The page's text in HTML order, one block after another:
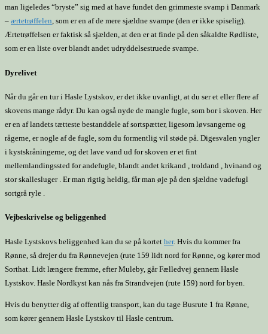
man ligeledes “bryste” sig med at have fundet den grimmeste svamp i Danmark
– ærtetrøffelen, som er en af de mere sjældne svampe (den er ikke spiselig).
Ærtetrøffelsen er faktisk så sjælden, at den er at finde på den såkaldte Rødliste,
som er en liste over blandt andet udryddelsestruede svampe.
Dyrelivet
Når du går en tur i Hasle Lystskov, er det ikke uvanligt, at du ser et eller flere af
skovens mange rådyr. Du kan også nyde de mangle fugle, som bor i skoven. Her
er en af landets tætteste bestanddele af sortspætter, ligesom løvsangerne og
rågerne, er nogle af de fugle, som du formentlig vil støde på. Digesvalen yngler
i kystskråningerne, og det lave vand ud for skoven er et fint
mellemlandingssted for andefugle, blandt andet krikand , troldand , hvinand og
stor skallesluger . Er man rigtig heldig, får man øje på den sjældne vadefugl
sortgrå ryle .
Vejbeskrivelse og beliggenhed
Hasle Lystskovs beliggenhed kan du se på kortet her. Hvis du kommer fra
Rønne, så drejer du fra Rønnevejen (rute 159 lidt nord for Rønne, og kører mod
Sorthat. Lidt længere fremme, efter Muleby, går Fælledvej gennem Hasle
Lystskov. Hasle Nordkyst kan nås fra Strandvejen (rute 159) nord for byen.
Hvis du benytter dig af offentlig transport, kan du tage Busrute 1 fra Rønne,
som kører gennem Hasle Lystskov til Hasle centrum.